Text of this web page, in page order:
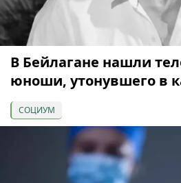
В Бейлагане нашли
юноши, утонувшего в
СОЦИУМ